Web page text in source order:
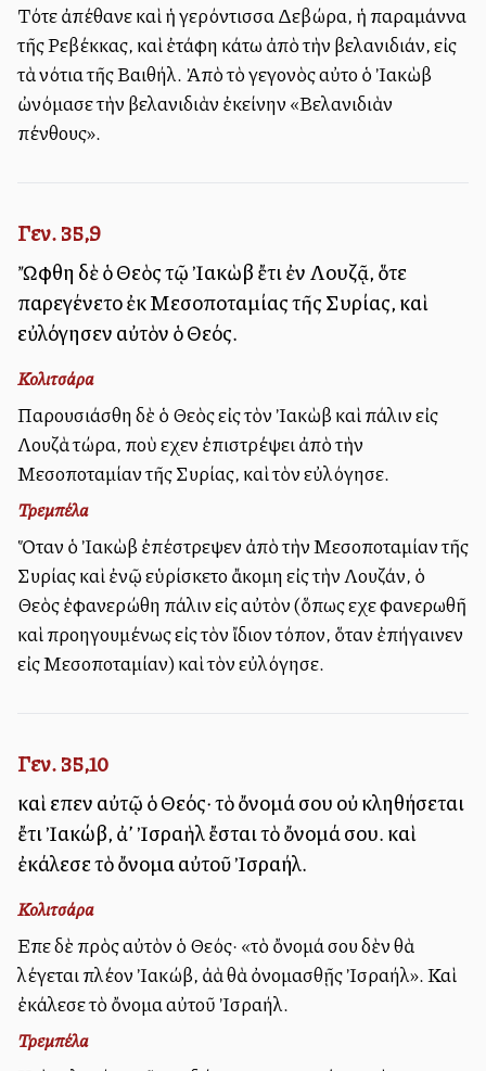
Τότε ἀπέθανε καὶ ἡ γερόντισσα Δεβώρα, ἡ παραμάννα
τῆς Ρεβέκκας, καὶ ἐτάφη κάτω ἀπὸ τὴν βελανιδιάν, εἰς
τὰ νότια τῆς Βαιθήλ. Ἀπὸ τὸ γεγονὸς αὐτο ὁ Ἰακὼβ
ὠνόμασε τὴν βελανιδιὰν ἐκείνην «Βελανιδιὰν
πένθους».
Γεν. 35,9
Ὤφθη δὲ ὁ Θεὸς τῷ Ἰακὼβ ἔτι ἐν Λουζᾷ, ὅτε
παρεγένετο ἐκ Μεσοποταμίας τῆς Συρίας, καὶ
εὐλόγησεν αὐτὸν ὁ Θεός.
Κολιτσάρα
Παρουσιάσθη δὲ ὁ Θεὸς εἰς τὸν Ἰακὼβ καὶ πάλιν εἰς
Λουζὰ τώρα, ποὺ εἶχεν ἐπιστρέψει ἀπὸ τὴν
Μεσοποταμίαν τῆς Συρίας, καὶ τὸν εὐλόγησε.
Τρεμπέλα
Ὅταν ὁ Ἰακὼβ ἐπέστρεψεν ἀπὸ τὴν Μεσοποταμίαν τῆς
Συρίας καὶ ἐνῷ εὑρίσκετο ἄκομη εἰς τὴν Λουζάν, ὁ
Θεὸς ἐφανερώθη πάλιν εἰς αὐτὸν (ὅπως εἶχε φανερωθῆ
καὶ προηγουμένως εἰς τὸν ἴδιον τόπον, ὅταν ἐπήγαινεν
εἰς Μεσοποταμίαν) καὶ τὸν εὐλόγησε.
Γεν. 35,10
καὶ εἶπεν αὐτῷ ὁ Θεός· τὸ ὄνομά σου οὐ κληθήσεται
ἔτι Ἰακώβ, ἀλλ’ Ἰσραὴλ ἔσται τὸ ὄνομά σου. καὶ
ἐκάλεσε τὸ ὄνομα αὐτοῦ Ἰσραήλ.
Κολιτσάρα
Εἶπε δὲ πρὸς αὐτὸν ὁ Θεός· «τὸ ὄνομά σου δὲν θὰ
λέγεται πλέον Ἰακώβ, ἀλλὰ θὰ ὀνομασθῇς Ἰσραήλ». Καὶ
ἐκάλεσε τὸ ὄνομα αὐτοῦ Ἰσραήλ.
Τρεμπέλα